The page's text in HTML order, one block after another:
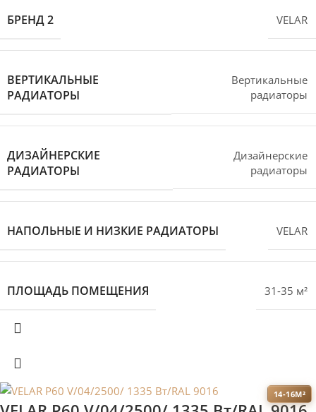
БРЕНД 2 VELAR
ВЕРТИКАЛЬНЫЕ
РАДИАТОРЫ
Вертикальные
радиаторы
ДИЗАЙНЕРСКИЕ
РАДИАТОРЫ
Дизайнерские
радиаторы
НАПОЛЬНЫЕ И НИЗКИЕ РАДИАТОРЫ VELAR
ПЛОЩАДЬ ПОМЕЩЕНИЯ 31-35 м²
14-16М²